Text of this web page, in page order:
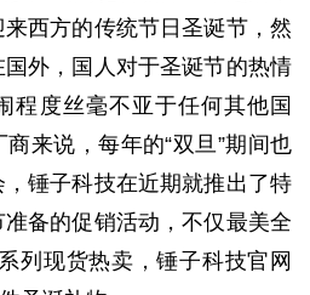
西方的传统节日圣诞节，然
外，国人对于圣诞节的热情
程度丝毫不亚于任何其他国
来说，每年的“双旦”期间也
锤子科技在近期就推出了特
备的促销活动，不仅最美全
列现货热卖，锤子科技官网